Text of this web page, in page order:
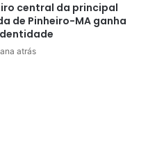
central da principal
de Pinheiro-MA ganha
atrás